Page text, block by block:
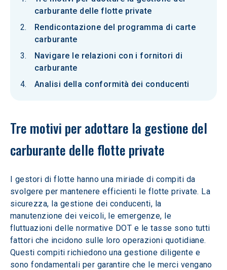
carburante delle flotte private
Rendicontazione del programma di carte
carburante
Navigare le relazioni con i fornitori di
carburante
Analisi della conformità dei conducenti
Tre motivi per adottare la gestione del
carburante delle flotte private
I gestori di flotte hanno una miriade di compiti da
svolgere per mantenere efficienti le flotte private. La
sicurezza, la gestione dei conducenti, la
manutenzione dei veicoli, le emergenze, le
fluttuazioni delle normative DOT e le tasse sono tutti
fattori che incidono sulle loro operazioni quotidiane.
Questi compiti richiedono una gestione diligente e
sono fondamentali per garantire che le merci vengano